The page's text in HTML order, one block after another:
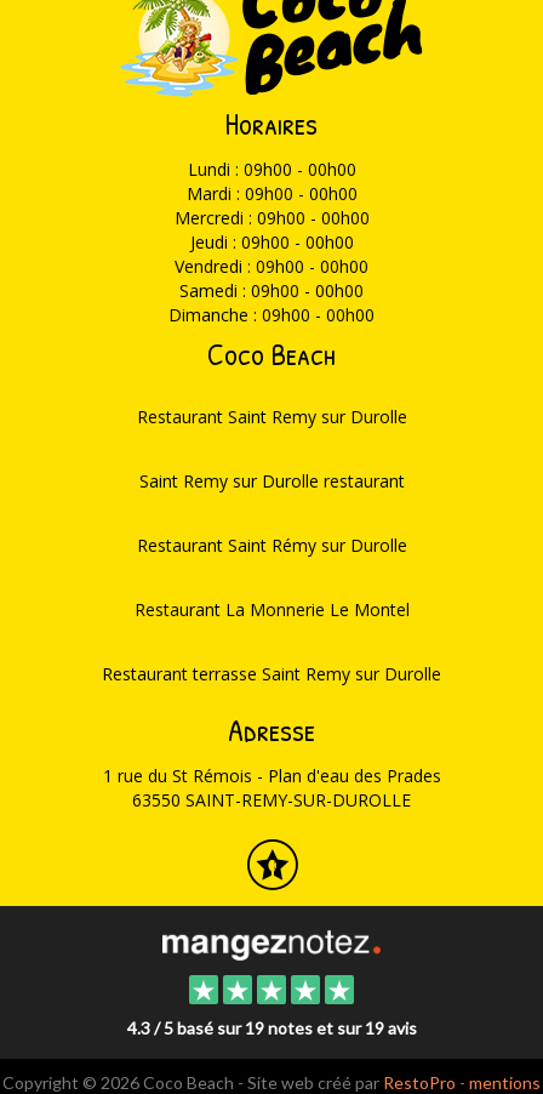
Horaires
Lundi : 09h00 - 00h00
Mardi : 09h00 - 00h00
Mercredi : 09h00 - 00h00
Jeudi : 09h00 - 00h00
Vendredi : 09h00 - 00h00
Samedi : 09h00 - 00h00
Dimanche : 09h00 - 00h00
Coco Beach
Restaurant Saint Remy sur Durolle
Saint Remy sur Durolle restaurant
Restaurant Saint Rémy sur Durolle
Restaurant La Monnerie Le Montel
Restaurant terrasse Saint Remy sur Durolle
Adresse
1 rue du St Rémois - Plan d'eau des Prades
63550 SAINT-REMY-SUR-DUROLLE
4.3 / 5 basé sur 19 notes et sur 19 avis
Copyright © 2026 Coco Beach - Site web créé par RestoPro - mentions